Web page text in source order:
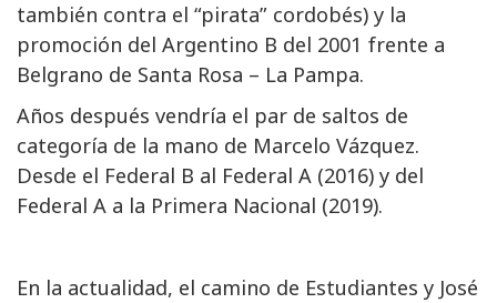
también contra el “pirata” cordobés) y la
promoción del Argentino B del 2001 frente a
Belgrano de Santa Rosa – La Pampa.
Años después vendría el par de saltos de
categoría de la mano de Marcelo Vázquez.
Desde el Federal B al Federal A (2016) y del
Federal A a la Primera Nacional (2019).
En la actualidad, el camino de Estudiantes y José